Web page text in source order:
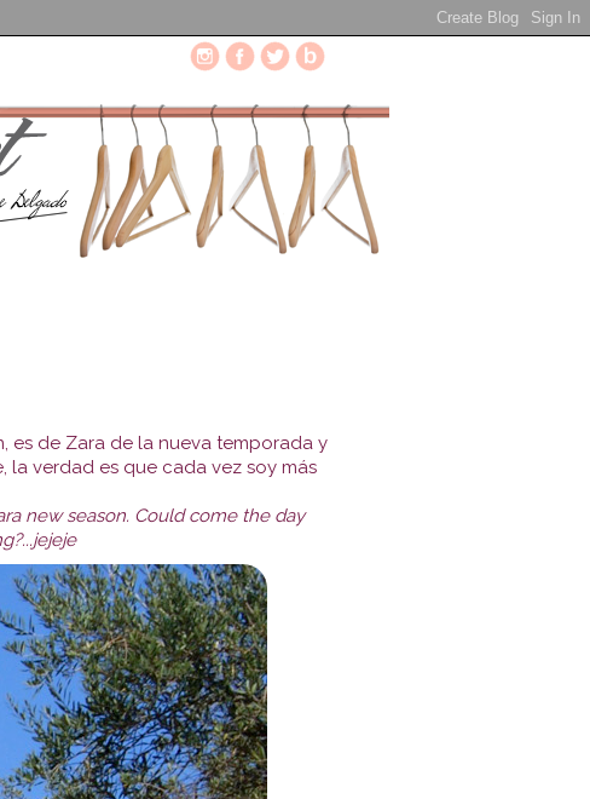
es de Zara de la nueva temporada y
la verdad es que cada vez soy más
new season. Could come the day